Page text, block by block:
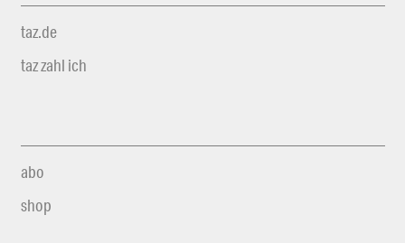
taz.de
taz zahl ich
abo
shop